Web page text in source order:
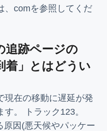
、comを参照してくだ
追跡ページの
着」とはどうい
現在の移動に遅延が発
。 トラック123。
因(悪天候やパッケー